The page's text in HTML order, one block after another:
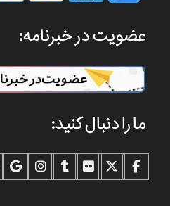
عضویت در خبرنامه:
ما را دنبال کنید: